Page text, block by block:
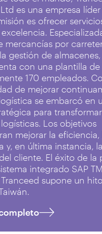
es una empresa
es ofrecer
mercancías por
gestión de almacenes,
con una plantilla de
170 empleados.
de mejorar
se embarcó en
para
Los objetivos
mejorar la eficiencia,
y, en última instancia, la
cliente. El éxito de la
integrado SAP
supone un hito